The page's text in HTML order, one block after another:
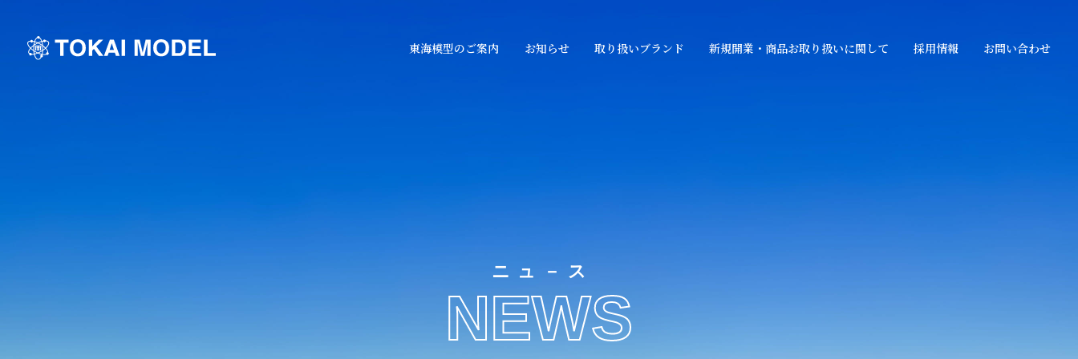
東海模型のご案内 お知らせ 取り扱いブランド 新規開業・商品お取り扱いに関して 採用情報 お問い合わせ
ニュ－ス
NEWS